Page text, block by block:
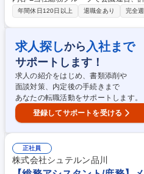
サポートをお願いいたします。入社後
は】 ■防災対策、災害対応、会議体運
設業、警備業）、通信機器関係、車関
総務グループで行っている業務の対応
ます。 変更範囲：当社業務全般 募集職種 東京【総務担当】大和ハウスG/
土日祝休/フレックス・福利厚生◎ ★給
年間休日120日以上 退職金あり 完全
求人探しから 入社まで
サポートします！
求人の紹介をはじめ、書類添削や
面談対策、内定後の手続きまで
あなたの転職活動をサポートします。
登録してサポートを受ける
正社員
株式会社シュテルン品川